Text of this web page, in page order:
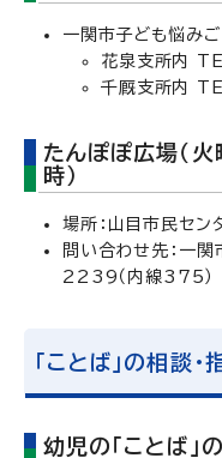
一関市子ども悩み
花泉支所内
千厩支所内
たんぽぽ広場（
時）
場所：山目市民セン
問い合わせ先：一
2239（内線375）
「ことば」の相談・
幼児の「ことば」